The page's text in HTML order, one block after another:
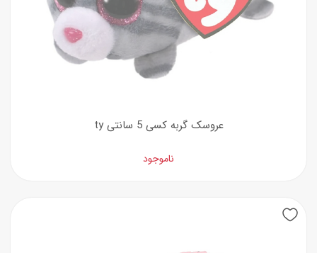
عروسک گربه کسی 5 سانتی ty
ناموجود